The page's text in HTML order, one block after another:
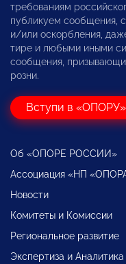
требованиям
публикуем сообщения,
и/или оскорбления,
тире и любыми иными
сообщения,
розни.
Вступи в «ОПОРУ»
Об «ОПОРЕ РОССИИ»
Ассоциация «НП
Новости
Комитеты и Комиссии
Региональное развитие
Экспертиза и Аналитика